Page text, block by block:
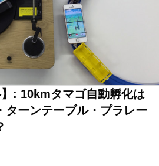
: 10kmタマゴ自動孵化は
ターンテーブル・プラレー